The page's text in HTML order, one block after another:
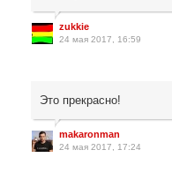
zukkie
24 мая 2017, 16:59
Это прекрасно!
makaronman
24 мая 2017, 17:24